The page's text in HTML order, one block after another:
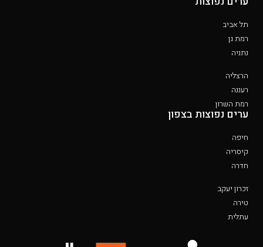
תל אביב
רמת גן
נתניה
הרצליה
רעננה
רמת השרון
ערים נפוצות בצפון
חיפה
קיסריה
חדרה
זכרון יעקב
טירה
עתלית